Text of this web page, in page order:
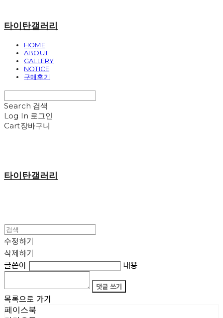
타이탄갤러리
HOME
ABOUT
GALLERY
NOTICE
구매후기
Search 검색
Log In 로그인
Cart장바구니
타이탄갤러리
수정하기
삭제하기
글쓴이
내용
댓글 쓰기
목록으로 가기
페이스북